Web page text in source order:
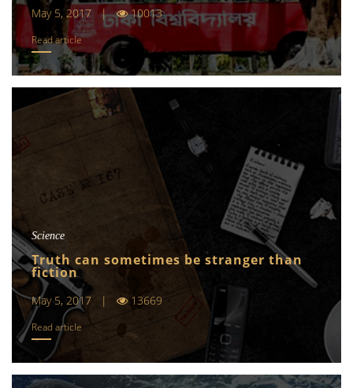
May 5, 2017 | 10013
Read article
Science
Truth can sometimes be stranger than
fiction
May 5, 2017 | 13669
Read article